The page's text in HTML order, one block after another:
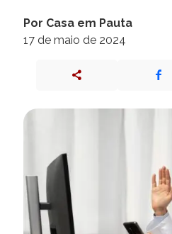
Por Casa em Pauta
17 de maio de 2024